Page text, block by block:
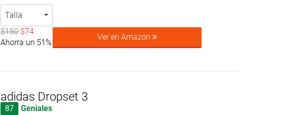
Talla
$150 $74
Ahorra un 51%
Ver en Amazon
adidas Dropset 3
87 Geniales